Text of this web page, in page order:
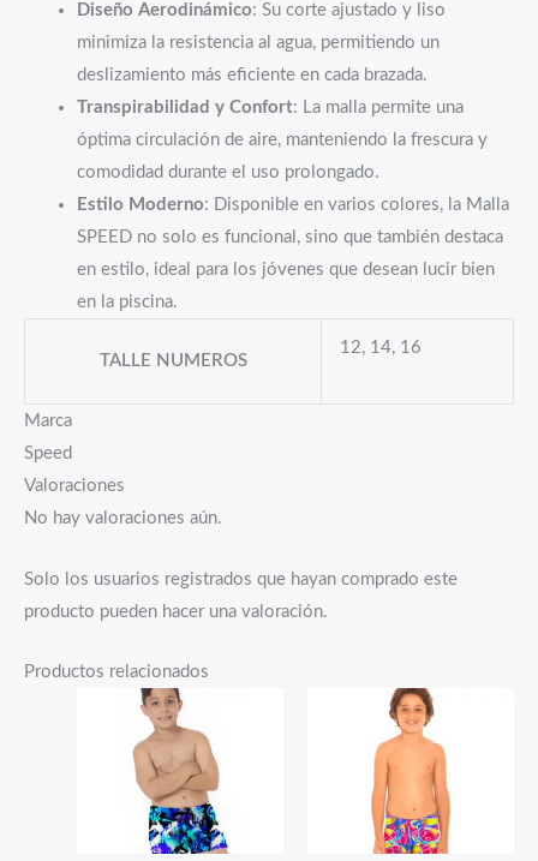
Diseño Aerodinámico: Su corte ajustado y liso
minimiza la resistencia al agua, permitiendo un
deslizamiento más eficiente en cada brazada.
Transpirabilidad y Confort: La malla permite una
óptima circulación de aire, manteniendo la frescura y
comodidad durante el uso prolongado.
Estilo Moderno: Disponible en varios colores, la Malla
SPEED no solo es funcional, sino que también destaca
en estilo, ideal para los jóvenes que desean lucir bien
en la piscina.
TALLE NUMEROS
12, 14, 16
Marca
Speed
Valoraciones
No hay valoraciones aún.
Solo los usuarios registrados que hayan comprado este
producto pueden hacer una valoración.
Productos relacionados